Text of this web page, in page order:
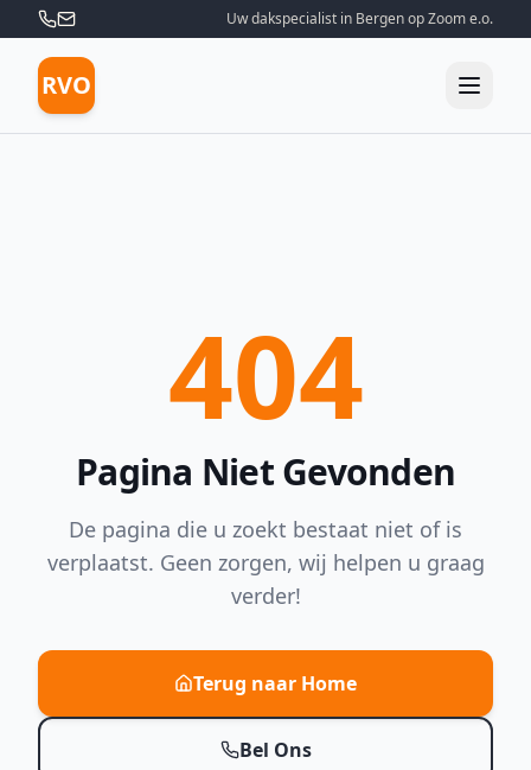
Uw dakspecialist in Bergen op Zoom e.o.
RVO
404
Pagina Niet Gevonden
De pagina die u zoekt bestaat niet of is
verplaatst. Geen zorgen, wij helpen u graag
verder!
Terug naar Home
Bel Ons